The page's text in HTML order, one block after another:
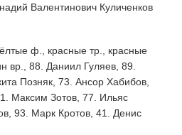
Валентинович Куличенков
ф., красные тр., красные
вр., 88. Даниил Гуляев, 89.
Позняк, 73. Ансор Хабибов,
Максим Зотов, 77. Ильяс
93. Марк Кротов, 41. Денис